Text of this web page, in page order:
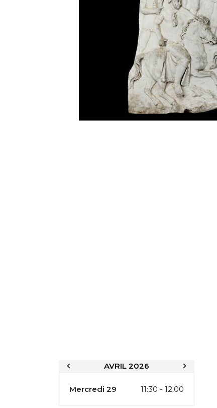
AVRIL 2026
Mercredi 29 11:30 - 12:00